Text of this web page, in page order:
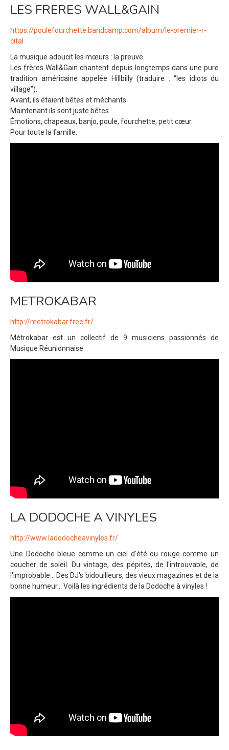
LES FRERES WALL&GAIN
https://poulefourchette.bandcamp.com/album/le-premier-r-
cital
La musique adoucit les mœurs : la preuve.
Les frères Wall&Gain chantent depuis longtemps dans une pure
tradition américaine appelée Hillbilly (traduire : “les idiots du
village”).
Avant, ils étaient bêtes et méchants.
Maintenant ils sont juste bêtes.
Émotions, chapeaux, banjo, poule, fourchette, petit cœur.
Pour toute la famille.
METROKABAR
http://metrokabar.free.fr/
Métrokabar est un collectif de 9 musiciens passionnés de
Musique Réunionnaise.
LA DODOCHE A VINYLES
http://www.ladodocheavinyles.fr/
Une Dodoche bleue comme un ciel d'été ou rouge comme un
coucher de soleil. Du vintage, des pépites, de l'introuvable, de
l'improbable... Des DJ's bidouilleurs, des vieux magazines et de la
bonne humeur... Voilà les ingrédients de la Dodoche à vinyles !